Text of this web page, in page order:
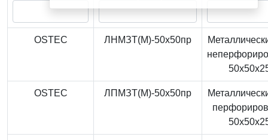
OSTEC ЛНМЗТ(М)-50x50пр
OSTEC ЛПМЗТ(М)-50x50пр